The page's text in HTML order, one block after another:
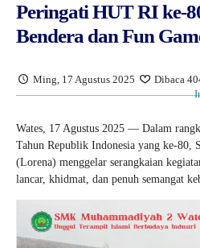
Peringati HUT RI ke-
Bendera dan Fun
Ming, 17 Agustus 2025
Dibaca
Wates, 17 Agustus 2025 — Dalam
Tahun Republik Indonesia yang ke-80,
(Lorena) menggelar serangkaian
lancar, khidmat, dan penuh semangat